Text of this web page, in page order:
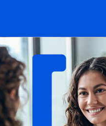
für Ettenstatt. Zusammen